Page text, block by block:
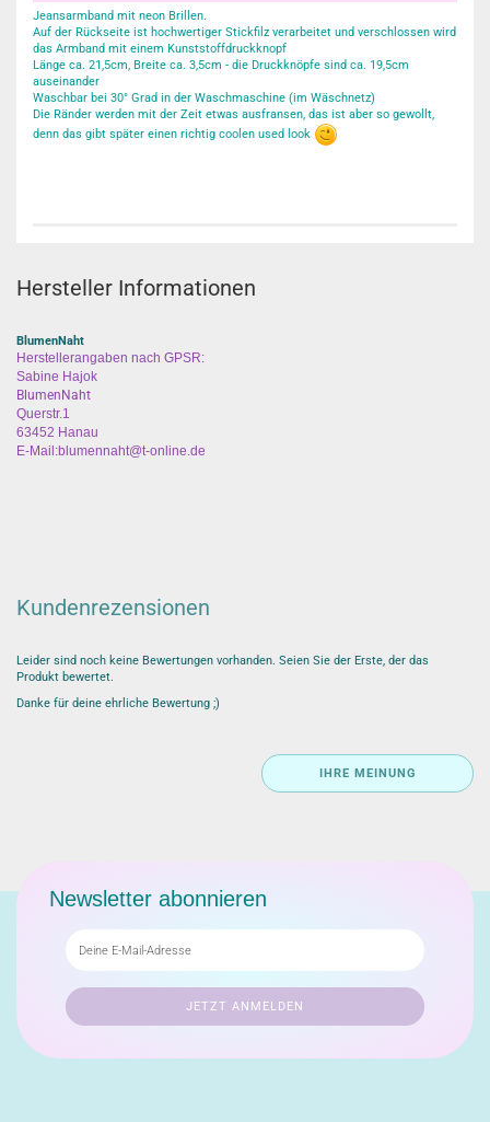
Jeansarmband mit neon Brillen.
Auf der Rückseite ist hochwertiger Stickfilz verarbeitet und verschlossen wird
das Armband mit einem Kunststoffdruckknopf
Länge ca. 21,5cm, Breite ca. 3,5cm - die Druckknöpfe sind ca. 19,5cm
auseinander
Waschbar bei 30° Grad in der Waschmaschine (im Wäschnetz)
Die Ränder werden mit der Zeit etwas ausfransen, das ist aber so gewollt,
denn das gibt später einen richtig coolen used look
Hersteller Informationen
BlumenNaht
Herstellerangaben nach GPSR:
Sabine Hajok
BlumenNaht
Querstr.1
63452 Hanau
E-Mail:blumennaht@t-online.de
Kundenrezensionen
Leider sind noch keine Bewertungen vorhanden. Seien Sie der Erste, der das
Produkt bewertet.
Danke für deine ehrliche Bewertung ;)
IHRE MEINUNG
Newsletter abonnieren